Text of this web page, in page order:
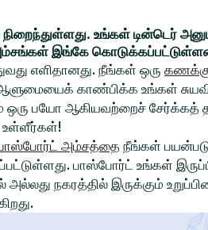
உங்கள் டின்டெர்
இங்கே
எளிதானது. நீங்கள் ஒரு
காண்பிக்க உங்கள்
ஒரு பயோ ஆகியவற்றைச் சேர்க்கத்
உள்ளீர்கள்!
அம்சத்தை நீங்கள்
பாஸ்போர்ட் உங்கள்
நகரத்தில் இருக்கும்